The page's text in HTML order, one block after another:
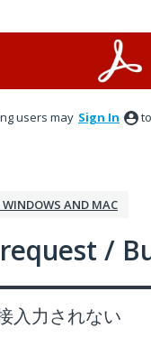
users may Sign In
AND MAC
/
入力されない